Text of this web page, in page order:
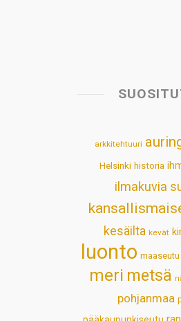
arkkitehtuuri
Helsinki historia
ilmakuvia
kesäilta kevät
luonto maaseutu
meri metsä
pohjanmaa